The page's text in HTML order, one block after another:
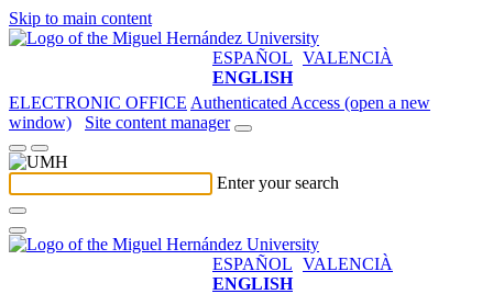
Skip to main content
ESPAÑOL VALENCIÀ
ENGLISH
ELECTRONIC OFFICE Authenticated Access (open a new
window)
Site content manager
Enter your search
ESPAÑOL VALENCIÀ
ENGLISH